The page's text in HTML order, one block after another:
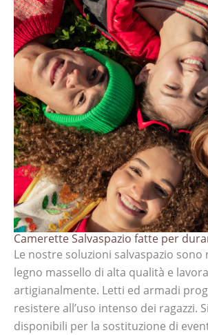
Camerette Salvaspazio fatte per
Le nostre soluzioni salvaspazio sono
legno massello di alta qualità e
artigianalmente. Letti ed armadi
resistere all’uso intenso dei ragazzi.
disponibili per la sostituzione di